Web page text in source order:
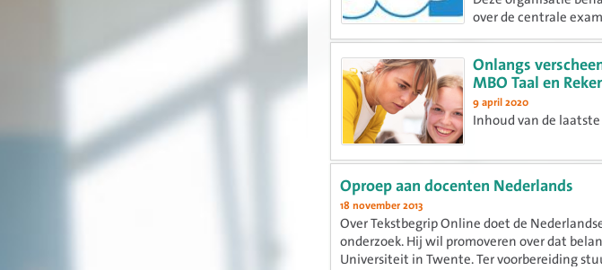
over de centrale
hebben zij veel
het CvTE.
Onlangs
MBO Taal en
9 april 2020
Inhoud van de
Oproep aan docenten Nederlands
18 november 2013
Over Tekstbegrip Online doet de
onderzoek. Hij wil promoveren over dat
Universiteit in Twente. Ter voorbereiding